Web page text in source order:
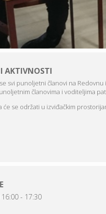
AKTIVNOSTI
svi punoljetni članovi na
članovima i voditeljima
će se održati u izviđačkim
- 17:30